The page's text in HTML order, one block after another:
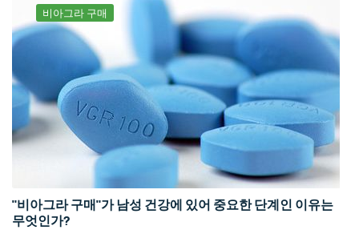
비아그라 구매
"비아그라 구매"가 남성 건강에 있어 중요한 단계인 이유는
무엇인가?